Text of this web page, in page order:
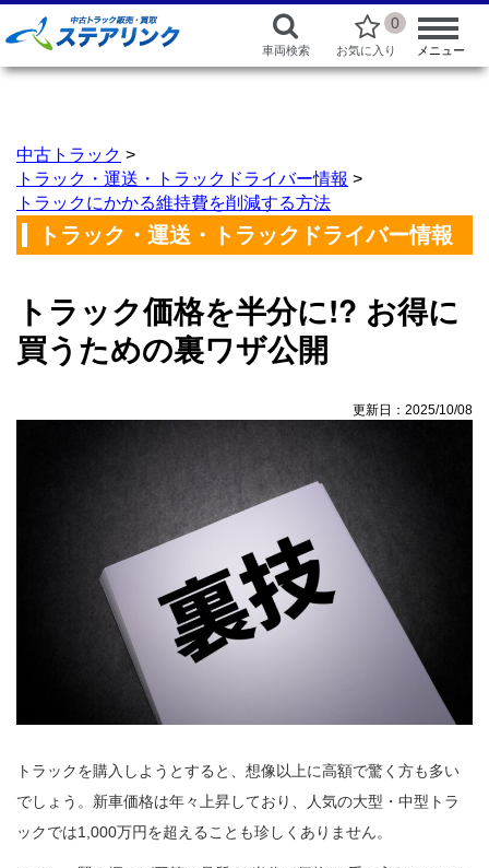
車両検索
0
お気に入り メニュー
中古トラック >
トラック・運送・トラックドライバー情報 >
トラックにかかる維持費を削減する方法
トラック・運送・トラックドライバー情報
トラック価格を半分に!? お得に
買うための裏ワザ公開
更新日：2025/10/08
トラックを購入しようとすると、想像以上に高額で驚く方も多い
でしょう。新車価格は年々上昇しており、人気の大型・中型トラ
ックでは1,000万円を超えることも珍しくありません。